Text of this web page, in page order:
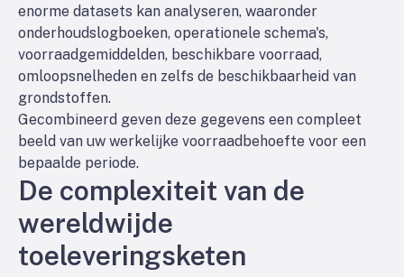
enorme datasets kan analyseren, waaronder
onderhoudslogboeken, operationele schema's,
voorraadgemiddelden, beschikbare voorraad,
omloopsnelheden en zelfs de beschikbaarheid van
grondstoffen.
Gecombineerd geven deze gegevens een compleet
beeld van uw werkelijke voorraadbehoefte voor een
bepaalde periode.
De complexiteit van de
wereldwijde
toeleveringsketen